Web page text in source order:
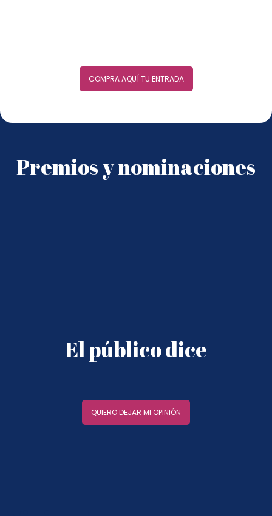
COMPRA AQUÍ TU ENTRADA
Premios y nominaciones
El público dice
QUIERO DEJAR MI OPINIÓN